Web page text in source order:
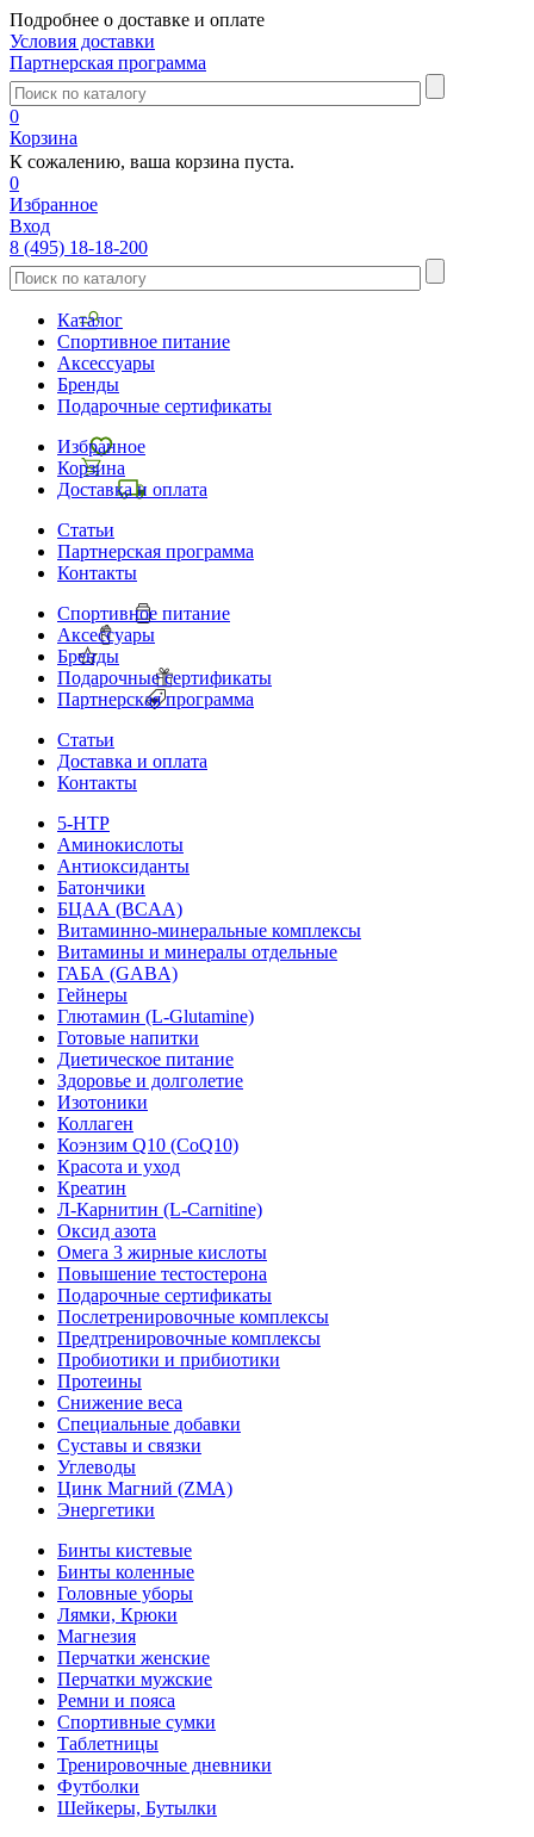
Подробнее о доставке и оплате
Условия доставки
Партнерская программа
0
Корзина
К сожалению, ваша корзина пуста.
0
Избранное
Вход
8 (495) 18-18-200
Каталог
Спортивное питание
Аксессуары
Бренды
Подарочные сертификаты
Избранное
Корзина
Доставка и оплата
Статьи
Партнерская программа
Контакты
Спортивное питание
Аксессуары
Бренды
Подарочные сертификаты
Партнерская программа
Статьи
Доставка и оплата
Контакты
5-HTP
Аминокислоты
Антиоксиданты
Батончики
БЦАА (BCAA)
Витаминно-минеральные комплексы
Витамины и минералы отдельные
ГАБА (GABA)
Гейнеры
Глютамин (L-Glutamine)
Готовые напитки
Диетическое питание
Здоровье и долголетие
Изотоники
Коллаген
Коэнзим Q10 (CoQ10)
Красота и уход
Креатин
Л-Карнитин (L-Сarnitine)
Оксид азота
Омега 3 жирные кислоты
Повышение тестостерона
Подарочные сертификаты
Послетренировочные комплексы
Предтренировочные комплексы
Пробиотики и прибиотики
Протеины
Снижение веса
Специальные добавки
Суставы и связки
Углеводы
Цинк Магний (ZMA)
Энергетики
Бинты кистевые
Бинты коленные
Головные уборы
Лямки, Крюки
Магнезия
Перчатки женские
Перчатки мужские
Ремни и пояса
Спортивные сумки
Таблетницы
Тренировочные дневники
Футболки
Шейкеры, Бутылки